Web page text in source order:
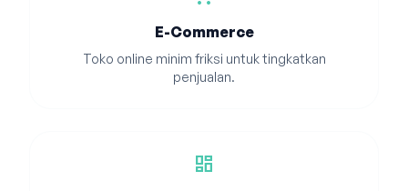
E-Commerce
Toko online minim friksi untuk tingkatkan
penjualan.
dashboard